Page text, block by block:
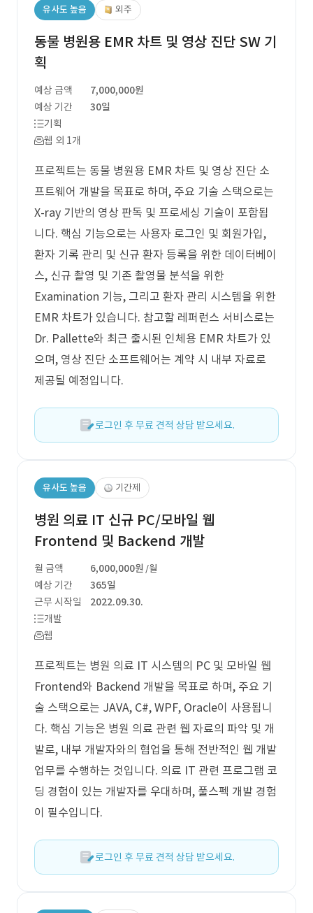
유사도 높음 외주
동물 병원용 EMR 차트 및 영상 진단 SW 기
획
예상 금액
7,000,000원
예상 기간
30일
기획
웹 외 1개
프로젝트는 동물 병원용 EMR 차트 및 영상 진단 소
프트웨어 개발을 목표로 하며, 주요 기술 스택으로는
X-ray 기반의 영상 판독 및 프로세싱 기술이 포함됩
니다. 핵심 기능으로는 사용자 로그인 및 회원가입,
환자 기록 관리 및 신규 환자 등록을 위한 데이터베이
스, 신규 촬영 및 기존 촬영물 분석을 위한
Examination 기능, 그리고 환자 관리 시스템을 위한
EMR 차트가 있습니다. 참고할 레퍼런스 서비스로는
Dr. Pallette와 최근 출시된 인체용 EMR 차트가 있
으며, 영상 진단 소프트웨어는 계약 시 내부 자료로
제공될 예정입니다.
로그인 후 무료 견적 상담 받으세요.
유사도 높음 기간제
병원 의료 IT 신규 PC/모바일 웹
Frontend 및 Backend 개발
월 금액 6,000,000원 /월
예상 기간
365일
근무 시작일
2022.09.30.
개발
웹
프로젝트는 병원 의료 IT 시스템의 PC 및 모바일 웹
Frontend와 Backend 개발을 목표로 하며, 주요 기
술 스택으로는 JAVA, C#, WPF, Oracle이 사용됩니
다. 핵심 기능은 병원 의료 관련 웹 자료의 파악 및 개
발로, 내부 개발자와의 협업을 통해 전반적인 웹 개발
업무를 수행하는 것입니다. 의료 IT 관련 프로그램 코
딩 경험이 있는 개발자를 우대하며, 풀스펙 개발 경험
이 필수입니다.
로그인 후 무료 견적 상담 받으세요.